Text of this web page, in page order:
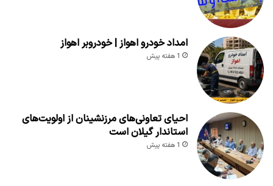
امداد خودرو اهواز | خودروبر اهواز
1 هفته پیش
احیای تعاونی‌های مرزنشینان از اولویت‌های
استاندار گیلان است
1 هفته پیش